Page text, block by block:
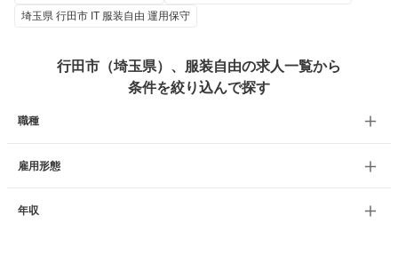
埼玉県 行田市 IT 服装自由 運用保守
行田市（埼玉県）、服装自由の求人一覧から
条件を絞り込んで探す
職種
雇用形態
年収